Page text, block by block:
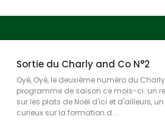
Sortie du Charly and Co N°2
Oyé, Oyé, le deuxième numéro du
programme de saison ce mois-ci: un
sur les plats de Noël d'ici et d'ailleurs,
curieux sur la formation d ...